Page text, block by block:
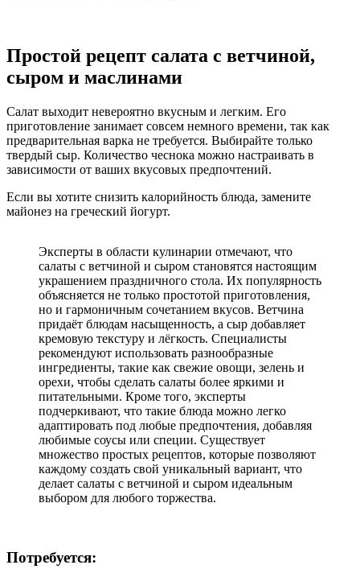
Простой рецепт салата с ветчиной,
сыром и маслинами
Салат выходит невероятно вкусным и легким. Его
приготовление занимает совсем немного времени, так как
предварительная варка не требуется. Выбирайте только
твердый сыр. Количество чеснока можно настраивать в
зависимости от ваших вкусовых предпочтений.
Если вы хотите снизить калорийность блюда, замените
майонез на греческий йогурт.
Эксперты в области кулинарии отмечают, что
салаты с ветчиной и сыром становятся настоящим
украшением праздничного стола. Их популярность
объясняется не только простотой приготовления,
но и гармоничным сочетанием вкусов. Ветчина
придаёт блюдам насыщенность, а сыр добавляет
кремовую текстуру и лёгкость. Специалисты
рекомендуют использовать разнообразные
ингредиенты, такие как свежие овощи, зелень и
орехи, чтобы сделать салаты более яркими и
питательными. Кроме того, эксперты
подчеркивают, что такие блюда можно легко
адаптировать под любые предпочтения, добавляя
любимые соусы или специи. Существует
множество простых рецептов, которые позволяют
каждому создать свой уникальный вариант, что
делает салаты с ветчиной и сыром идеальным
выбором для любого торжества.
Потребуется: